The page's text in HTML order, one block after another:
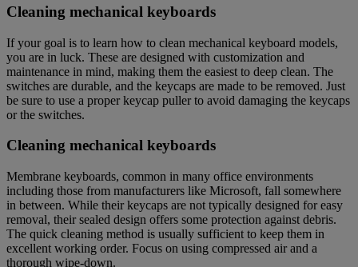
Cleaning mechanical keyboards
If your goal is to learn how to clean mechanical keyboard models,
you are in luck. These are designed with customization and
maintenance in mind, making them the easiest to deep clean. The
switches are durable, and the keycaps are made to be removed. Just
be sure to use a proper keycap puller to avoid damaging the keycaps
or the switches.
Cleaning mechanical keyboards
Membrane keyboards, common in many office environments
including those from manufacturers like Microsoft, fall somewhere
in between. While their keycaps are not typically designed for easy
removal, their sealed design offers some protection against debris.
The quick cleaning method is usually sufficient to keep them in
excellent working order. Focus on using compressed air and a
thorough wipe-down.